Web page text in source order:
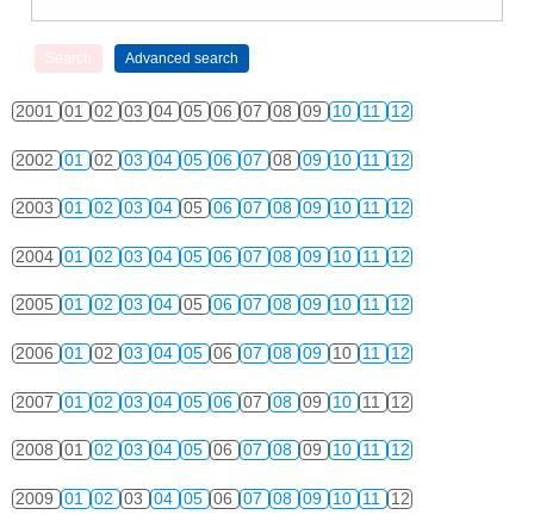
2001 01 02 03 04 05 06 07 08 09 10 11 12
2002 01 02 03 04 05 06 07 08 09 10 11 12
2003 01 02 03 04 05 06 07 08 09 10 11 12
2004 01 02 03 04 05 06 07 08 09 10 11 12
2005 01 02 03 04 05 06 07 08 09 10 11 12
2006 01 02 03 04 05 06 07 08 09 10 11 12
2007 01 02 03 04 05 06 07 08 09 10 11 12
2008 01 02 03 04 05 06 07 08 09 10 11 12
2009 01 02 03 04 05 06 07 08 09 10 11 12